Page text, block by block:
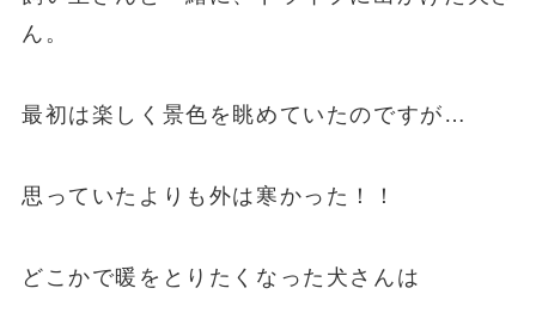
ん。
最初は楽しく景色を眺めていたのですが…
思っていたよりも外は寒かった！！
どこかで暖をとりたくなった犬さんは